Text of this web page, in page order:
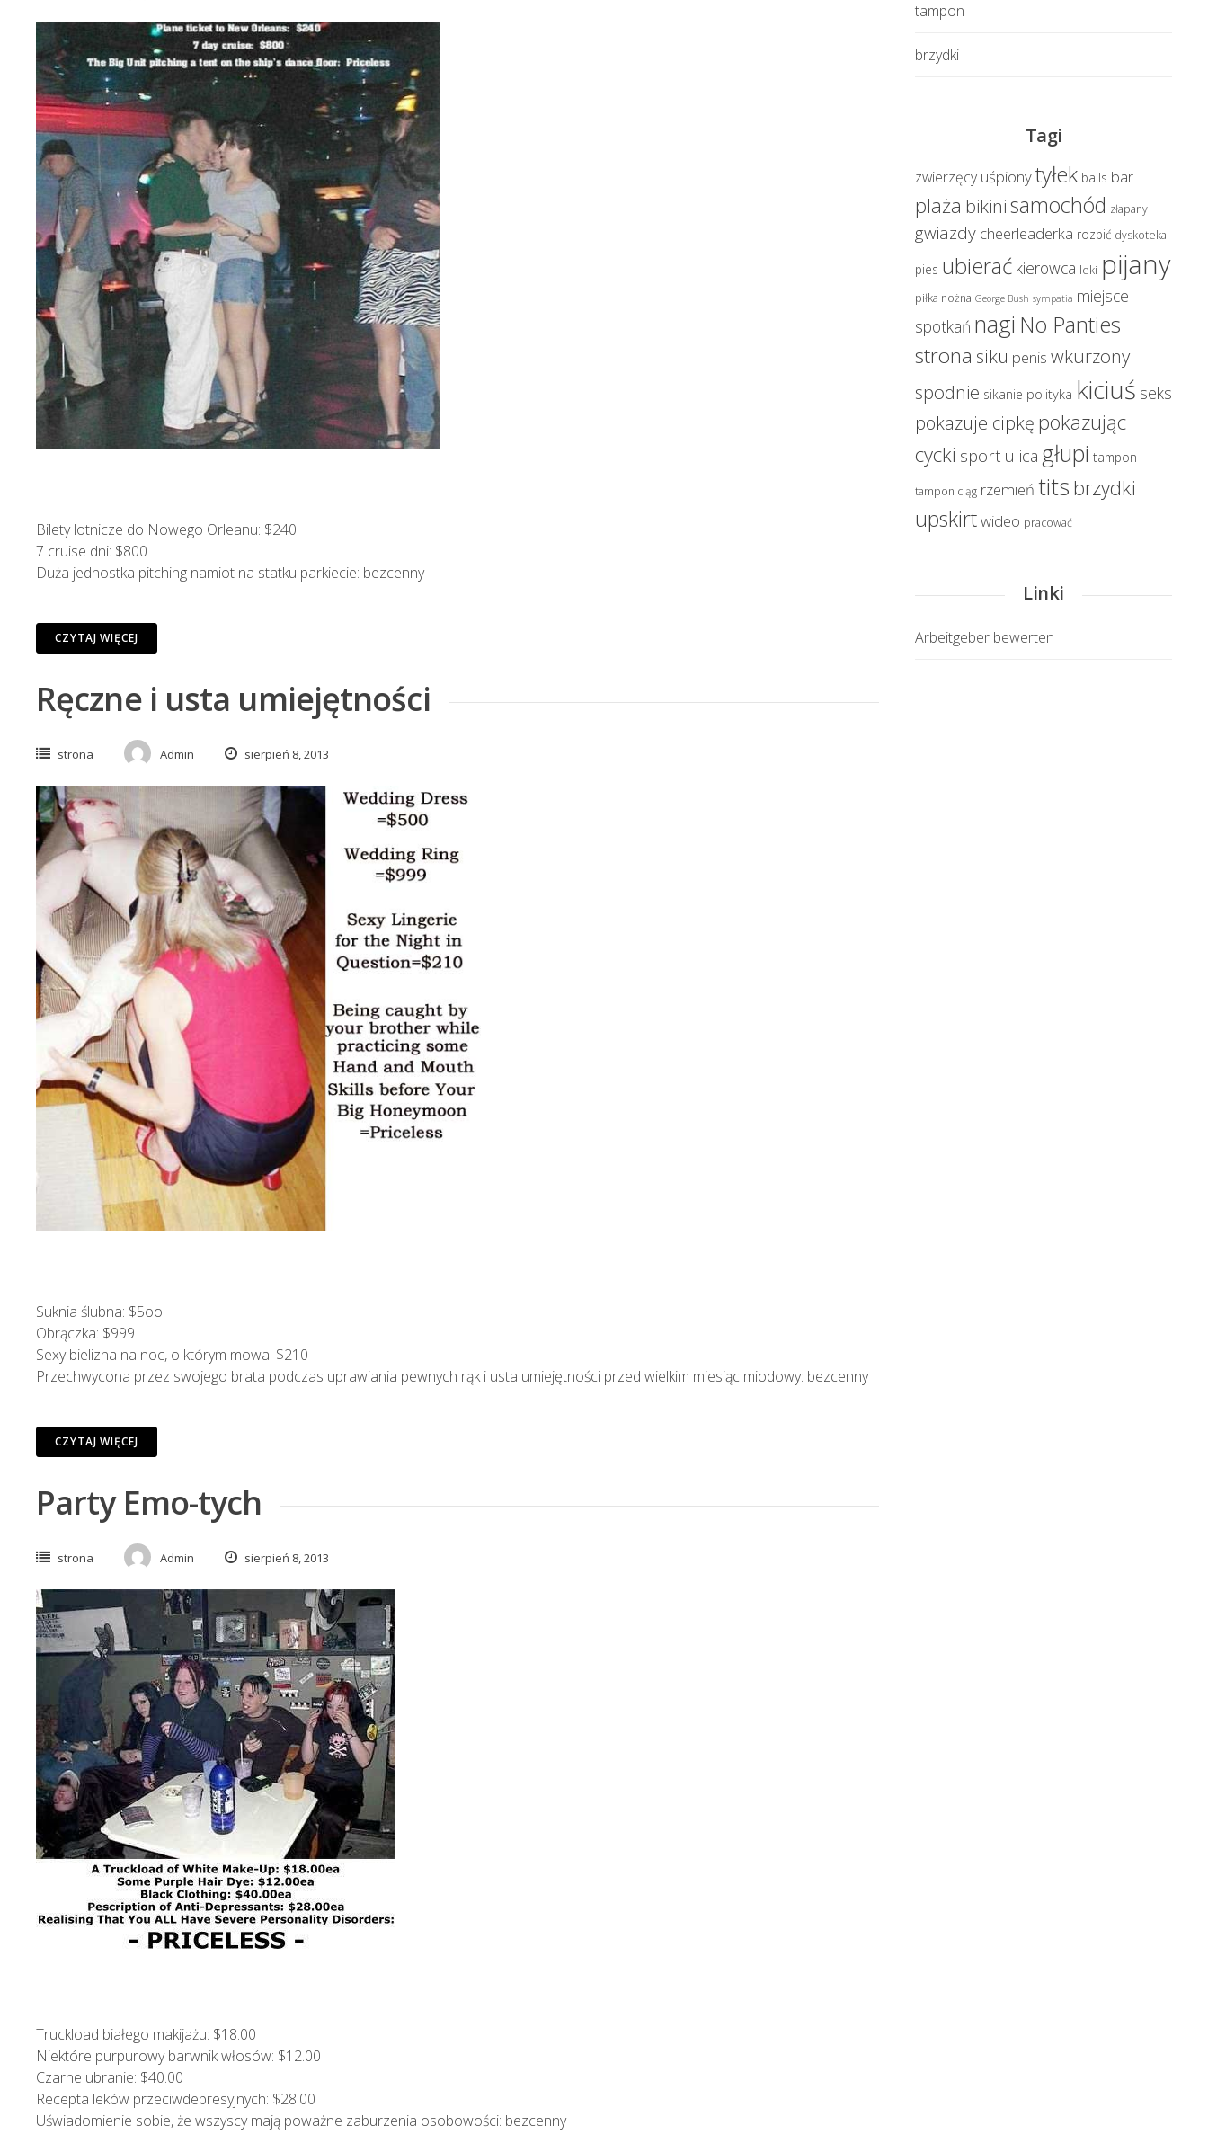
Bilety lotnicze do Nowego Orleanu: $240
7 cruise dni: $800
Duża jednostka pitching namiot na statku parkiecie: bezcenny
CZYTAJ WIĘCEJ
Ręczne i usta umiejętności
strona Admin sierpień 8, 2013
Suknia ślubna: $5oo
Obrączka: $999
Sexy bielizna na noc, o którym mowa: $210
Przechwycona przez swojego brata podczas uprawiania pewnych rąk i usta umiejętności przed wielkim miesiąc miodowy: bezcenny
CZYTAJ WIĘCEJ
Party Emo-tych
strona Admin sierpień 8, 2013
Truckload białego makijażu: $18.00
Niektóre purpurowy barwnik włosów: $12.00
Czarne ubranie: $40.00
Recepta leków przeciwdepresyjnych: $28.00
Uświadomienie sobie, że wszyscy mają poważne zaburzenia osobowości: bezcenny
tampon
brzydki
Tagi
zwierzęcy uśpionytyłek balls bar
plaża bikinisamochód złapany
gwiazdy cheerleaderka rozbić dyskoteka
pies ubierać kierowca leki pijany
piłka nożna George Bush sympatia miejsce
spotkań nagi No Panties
strona siku penis wkurzony
spodnie sikanie polityka kiciuś seks
pokazuje cipkę pokazując
cycki sport ulica głupi tampon
tampon ciąg rzemień tits brzydki
upskirtwideo pracować
Linki
Arbeitgeber bewerten